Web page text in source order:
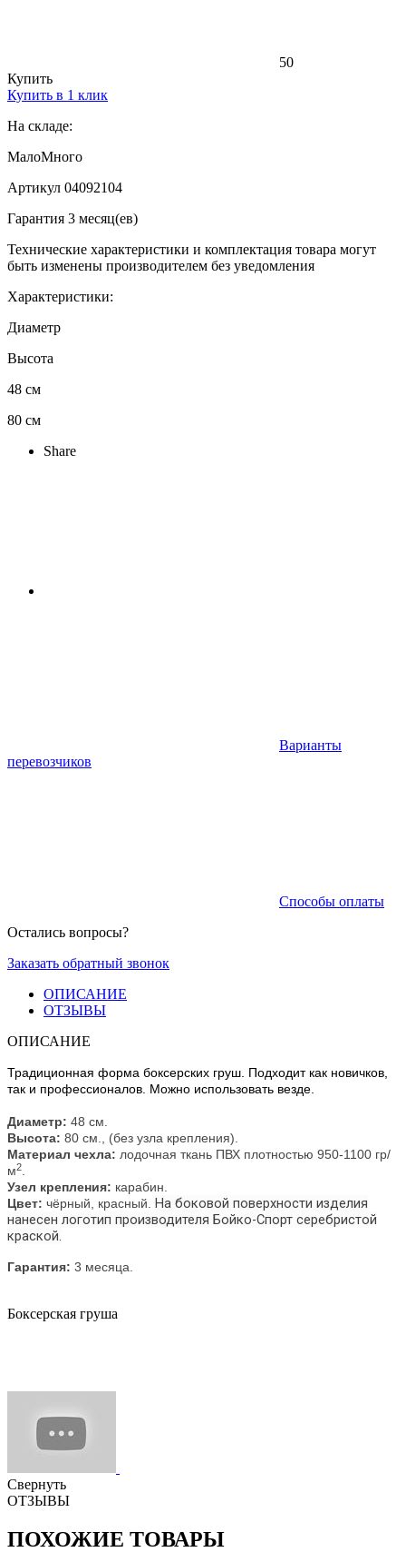
50
Купить
Купить в 1 клик
На складе:
МалоМного
Артикул 04092104
Гарантия 3 месяц(ев)
Технические характеристики и комплектация товара могут
быть изменены производителем без уведомления
Характеристики:
Диаметр
Высота
48 см
80 см
Share
Варианты
перевозчиков
Способы оплаты
Остались вопросы?
Заказать обратный звонок
ОПИСАНИЕ
ОТЗЫВЫ
ОПИСАНИЕ
Традиционная форма боксерских груш. Подходит как новичков,
так и профессионалов. Можно использовать везде.
Диаметр: 48 см.
Высота: 80 см., (без узла крепления).
Материал чехла: лодочная ткань ПВХ плотностью 950-1100 гр/
м2
Узел крепления: карабин.
Цвет: чёрный, красный. На боковой поверхности изделия
нанесен логотип производителя Бойко-Спорт серебристой
краской.
Гарантия: 3 месяца.
Боксерская груша
Свернуть
ОТЗЫВЫ
ПОХОЖИЕ ТОВАРЫ